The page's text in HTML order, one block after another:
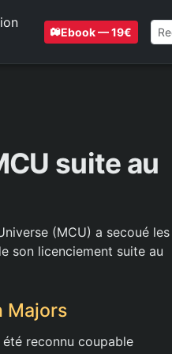
Ebook — 19€
suite au
(MCU) a secoué les
son licenciement suite au
Majors
reconnu coupable